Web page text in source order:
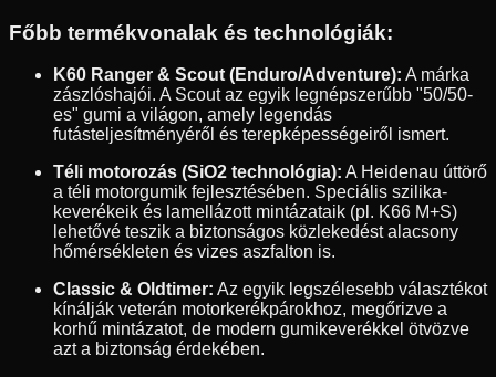
Főbb termékvonalak és technológiák:
K60 Ranger & Scout (Enduro/Adventure): A márka
zászlóshajói. A Scout az egyik legnépszerűbb "50/50-
es" gumi a világon, amely legendás
futásteljesítményéről és terepképességeiről ismert.
Téli motorozás (SiO2 technológia): A Heidenau úttörő
a téli motorgumik fejlesztésében. Speciális szilika-
keverékeik és lamellázott mintázataik (pl. K66 M+S)
lehetővé teszik a biztonságos közlekedést alacsony
hőmérsékleten és vizes aszfalton is.
Classic & Oldtimer: Az egyik legszélesebb választékot
kínálják veterán motorkerékpárokhoz, megőrizve a
korhű mintázatot, de modern gumikeverékkel ötvözve
azt a biztonság érdekében.